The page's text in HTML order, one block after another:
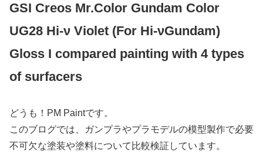
GSI Creos Mr.Color Gundam Color
UG28 Hi-ν Violet (For Hi-νGundam)
Gloss I compared painting with 4 types
of surfacers
どうも！PM Paintです。
このブログでは、ガンプラやプラモデルの模型製作で必要
不可欠な塗装や塗料について比較検証しています。